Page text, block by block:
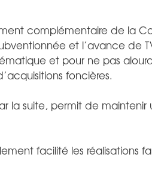
complémentaire de la
et l’avance de
et pour ne pas
foncières.
la suite, permit de maintenir
facilité les réalisations